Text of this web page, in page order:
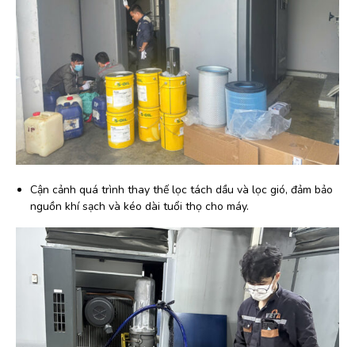
Cận cảnh quá trình thay thế lọc tách dầu và lọc gió, đảm bảo
nguồn khí sạch và kéo dài tuổi thọ cho máy.